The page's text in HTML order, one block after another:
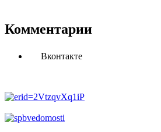
Комментарии
Вконтакте